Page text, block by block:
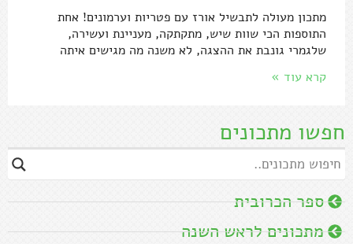
חפשו מתכונים
ספר הכרובית
מתכונים לראש השנה
מתכון מעולה לתבשיל אורז עם פטריות וערמונים! אחת
התוספות הכי שוות שיש, מתקתקה, מעניינת ועשירה,
שלגמרי גונבת את ההצגה, לא משנה מה מגישים איתה
קרא עוד »